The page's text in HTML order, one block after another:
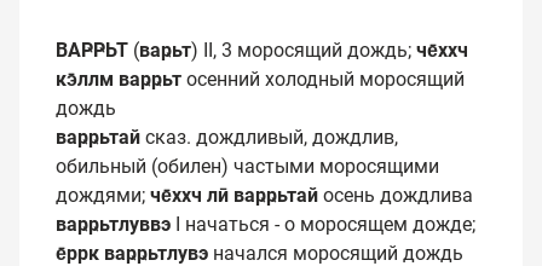
ВАҎҎЬТ (ваҏьт) II, 3 моросящий дождь; че̄ххч
кэ̄ллм ваҏҏьт осенний холодный моросящий
дождь
ваҏҏьтай сказ. дождливый, дождлив,
обильный (обилен) частыми моросящими
дождями; че̄ххч лӣ ваҏҏьтай осень дождлива
ваҏҏьтлуввэ I начаться - о моросящем дожде;
е̄ррк ваҏҏьтлувэ начался моросящий дождь